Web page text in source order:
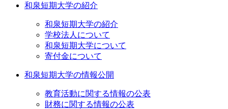
和泉短期大学の紹介
和泉短期大学の紹介
学校法人について
和泉短期大学について
寄付金について
和泉短期大学の情報公開
教育活動に関する情報の公表
財務に関する情報の公表